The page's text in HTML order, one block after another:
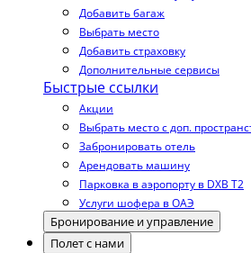
Добавить багаж
Выбрать место
Добавить страховку
Дополнительные сервисы
Быстрые ссылки
Акции
Выбрать место с доп.
Забронировать отель
Арендовать машину
Парковка в аэропорту в DXB T2
Услуги шофера в ОАЭ
Бронирование и управление
Полет с нами